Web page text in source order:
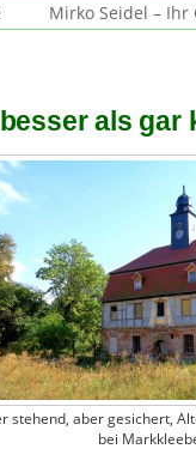
Mirko Seidel –
als gar
stehend, aber gesichert,
bei